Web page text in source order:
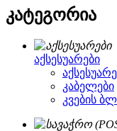
კატეგორია
აქსესუარები
კაბელები
კვების